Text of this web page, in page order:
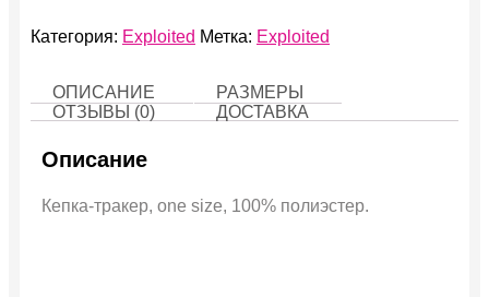
Категория: Exploited Метка: Exploited
ОПИСАНИЕ
РАЗМЕРЫ
ОТЗЫВЫ (0)
ДОСТАВКА
Описание
Кепка-тракер, one size, 100% полиэстер.